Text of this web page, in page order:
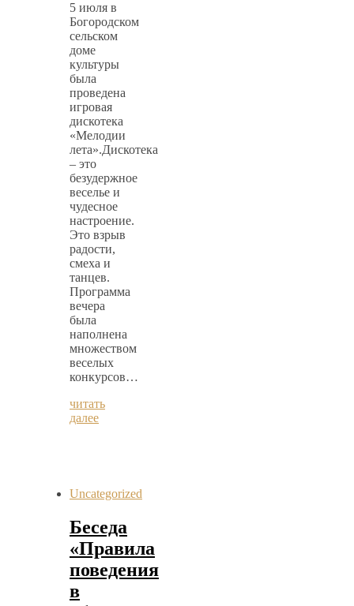
5 июля в
Богородском
сельском
доме
культуры
была
проведена
игровая
дискотека
«Мелодии
лета».Дискотека
– это
безудержное
веселье и
чудесное
настроение.
Это взрыв
радости,
смеха и
танцев.
Программа
вечера
была
наполнена
множеством
веселых
конкурсов…
читать
далее
Uncategorized
Беседа
«Правила
поведения
в